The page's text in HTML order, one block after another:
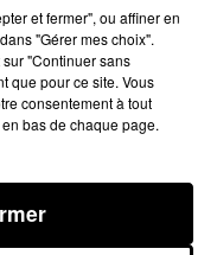
13/08/2025 À
et fermer", ou affiner en
"Gérer mes choix".
"Continuer sans
que pour ce site. Vous
consentement à tout
bas de chaque page.